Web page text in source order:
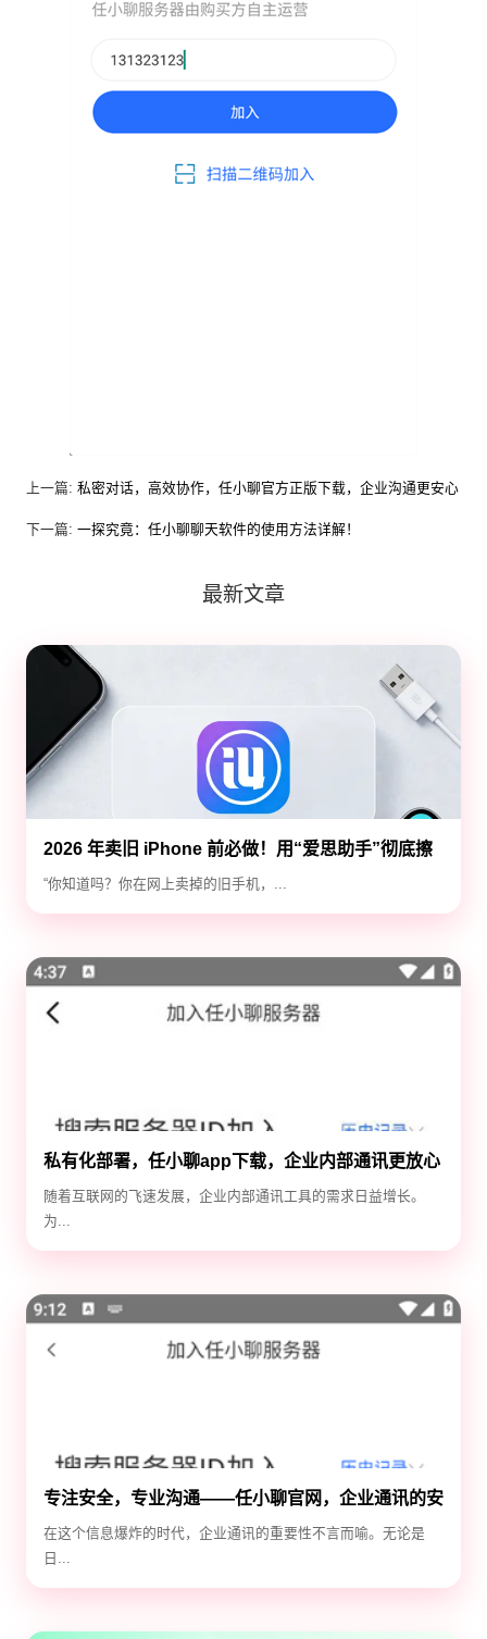
上一篇: 私密对话，高效协作，任小聊官方正版下载，企业沟通更安心
下一篇: 一探究竟：任小聊聊天软件的使用方法详解！
最新文章
2026 年卖旧 iPhone 前必做！用“爱思助手”彻底擦
除隐私，防止数据泄露
“你知道吗？你在网上卖掉的旧手机，...
私有化部署，任小聊app下载，企业内部通讯更放心
随着互联网的飞速发展，企业内部通讯工具的需求日益增长。
为...
专注安全，专业沟通——任小聊官网，企业通讯的安
全守护神
在这个信息爆炸的时代，企业通讯的重要性不言而喻。无论是
日...